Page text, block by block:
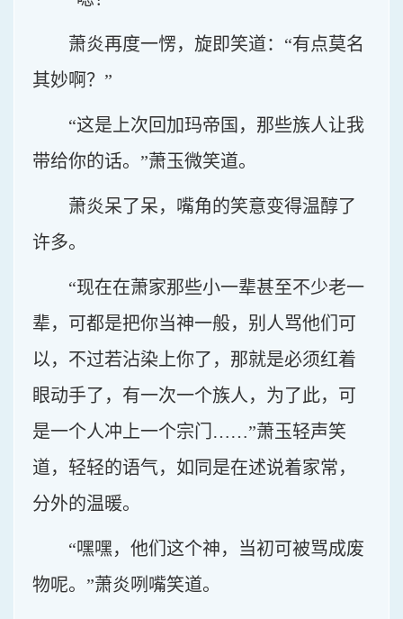
萧炎再度一愣，旋即笑道：“有点莫名
其妙啊？”
“这是上次回加玛帝国，那些族人让我
带给你的话。”萧玉微笑道。
萧炎呆了呆，嘴角的笑意变得温醇了
许多。
“现在在萧家那些小一辈甚至不少老一
辈，可都是把你当神一般，别人骂他们可
以，不过若沾染上你了，那就是必须红着
眼动手了，有一次一个族人，为了此，可
是一个人冲上一个宗门……”萧玉轻声笑
道，轻轻的语气，如同是在述说着家常，
分外的温暖。
“嘿嘿，他们这个神，当初可被骂成废
物呢。”萧炎咧嘴笑道。